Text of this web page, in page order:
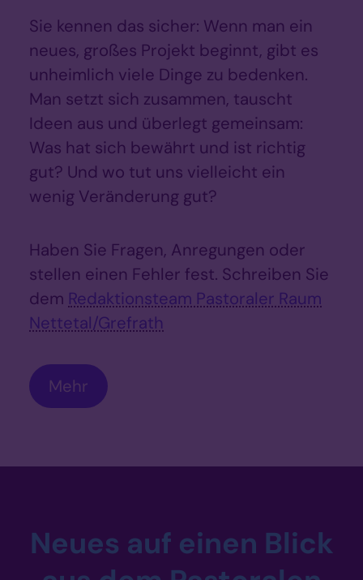
Sie kennen das sicher: Wenn man ein
neues, großes Projekt beginnt, gibt es
unheimlich viele Dinge zu bedenken.
Man setzt sich zusammen, tauscht
Ideen aus und überlegt gemeinsam:
Was hat sich bewährt und ist richtig
gut? Und wo tut uns vielleicht ein
wenig Veränderung gut?
Haben Sie Fragen, Anregungen oder
stellen einen Fehler fest. Schreiben Sie
dem Redaktionsteam Pastoraler Raum
Nettetal/Grefrath
Mehr
Neues auf einen Blick